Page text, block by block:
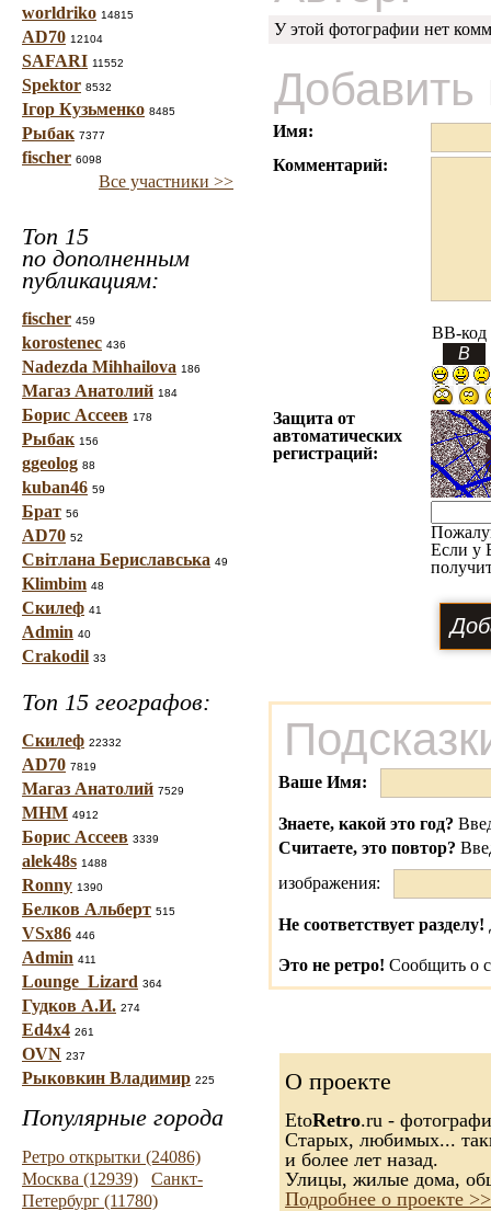
worldriko 14815
AD70 12104
SAFARI 11552
Spektor 8532
Ігор Кузьменко 8485
Рыбак 7377
fischer 6098
Все участники >>
Топ 15
по дополненным
публикациям:
fischer 459
korostenec 436
Nadezda Mihhailova 186
Магаз Анатолий 184
Борис Ассеев 178
Рыбак 156
ggeolog 88
kuban46 59
Брат 56
AD70 52
Світлана Бериславська 49
Klimbim 48
Скилеф 41
Admin 40
Crakodil 33
Топ 15 географов:
Скилеф 22332
AD70 7819
Магаз Анатолий 7529
МНМ 4912
Борис Ассеев 3339
alek48s 1488
Ronny 1390
Белков Альберт 515
VSx86 446
Admin 411
Lounge_Lizard 364
Гудков А.И. 274
Ed4x4 261
OVN 237
Рыковкин Владимир 225
Популярные города
Ретро открытки (24086)
Москва (12939)
Санкт-
Петербург (11780)
У этой фотографии нет
Имя:
Комментарий:
BB-код
Защита от
автоматических
регистраций:
Если у
Ваше Имя:
Знаете, какой это год?
Считаете, это повтор?
изображения:
Не соответствует разделу!
Это не ретро! Сообщить о
О проекте
EtoRetro.ru -
Старых, любимых...
и более лет назад.
Улицы, жилые дома,
Подробнее о проекте >>